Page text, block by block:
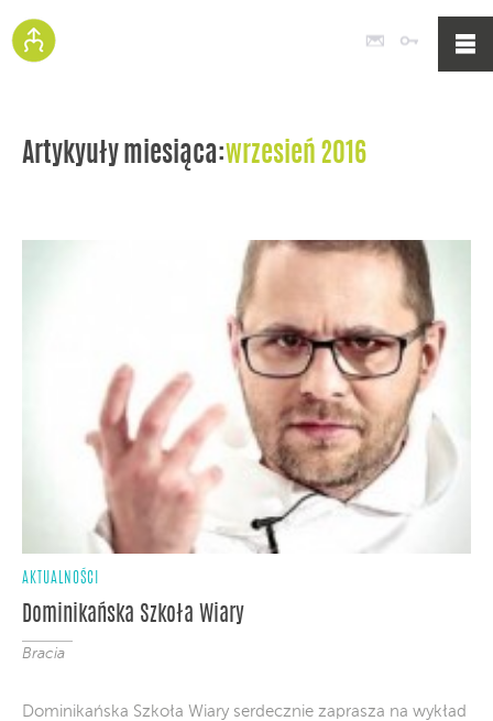
Poczta
Artykyuły miesiąca:wrzesień 2016
AKTUALNOŚCI
Dominikańska Szkoła Wiary
Bracia
Dominikańska Szkoła Wiary serdecznie zaprasza na wykład